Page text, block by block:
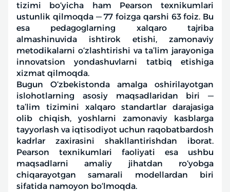
tizimi bo‘yicha ham Pearson texnikumlari
ustunlik qilmoqda — 77 foizga qarshi 63 foiz. Bu
esa pedagoglarning xalqaro tajriba
almashinuvida ishtirok etishi, zamonaviy
metodikalarni o‘zlashtirishi va ta’lim jarayoniga
innovatsion yondashuvlarni tatbiq etishiga
xizmat qilmoqda.
Bugun O‘zbekistonda amalga oshirilayotgan
islohotlarning asosiy maqsadlaridan biri —
ta’lim tizimini xalqaro standartlar darajasiga
olib chiqish, yoshlarni zamonaviy kasblarga
tayyorlash va iqtisodiyot uchun raqobatbardosh
kadrlar zaxirasini shakllantirishdan iborat.
Pearson texnikumlari faoliyati esa ushbu
maqsadlarni amaliy jihatdan ro‘yobga
chiqarayotgan samarali modellardan biri
sifatida namoyon bo‘lmoqda.